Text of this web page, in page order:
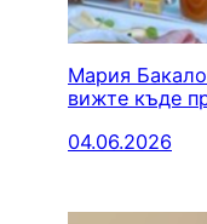
Мария
вижте къде
04.06.2026